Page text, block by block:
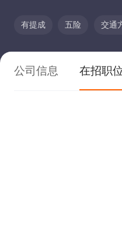
有提成 五险 交通
公司信息 在招职